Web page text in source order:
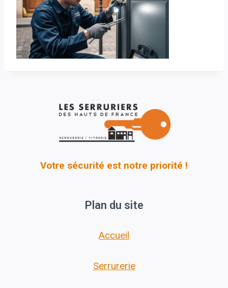
Votre sécurité est notre priorité !
Plan du site
Accueil
Serrurerie